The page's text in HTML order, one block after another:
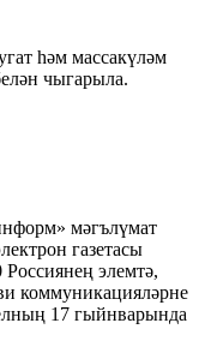
һәм массакүләм
чыгарыла.
мәгълүмат
газетасы
элемтә,
коммуникацияләрне
17 гыйнварында